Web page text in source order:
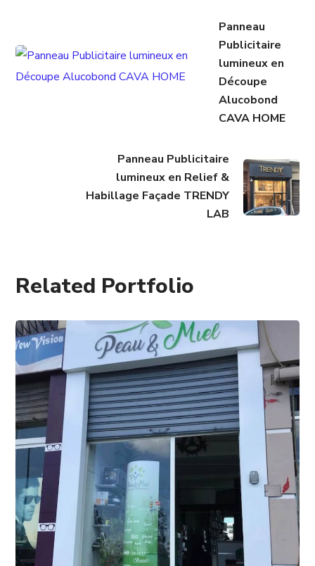
Panneau
Publicitaire
lumineux en
Découpe
Alucobond
CAVA HOME
Panneau Publicitaire
lumineux en Relief &
Habillage Façade TRENDY
LAB
Related Portfolio